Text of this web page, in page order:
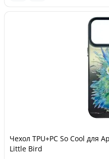
Чехол TPU+PC So Cool для
Little Bird